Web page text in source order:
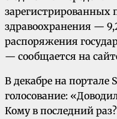
зарегистрированных
здравоохранения —
распоряжения
— сообщается на
В декабре на портале
голосование:
Кому в последний